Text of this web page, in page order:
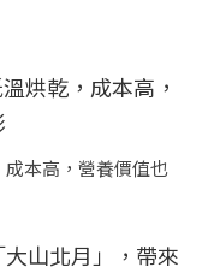
成本高，營養價值也
山北月」，帶來